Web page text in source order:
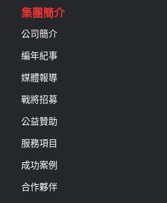
集團簡介
公司簡介
編年紀事
媒體報導
戰將招募
公益贊助
服務項目
成功案例
合作夥伴